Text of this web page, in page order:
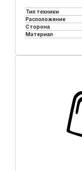
Тип техники
Расположение
Сторона
Материал